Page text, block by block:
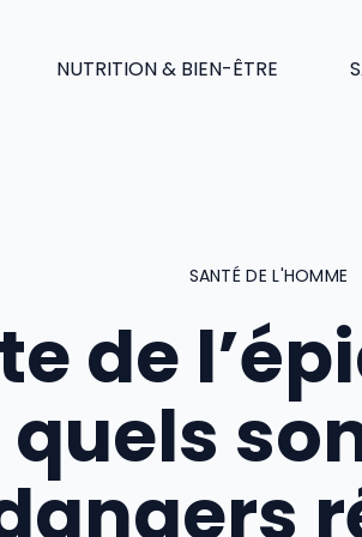
NUTRITION & BIEN-ÊTRE
SANTÉ DE L'HOMME
de
quels